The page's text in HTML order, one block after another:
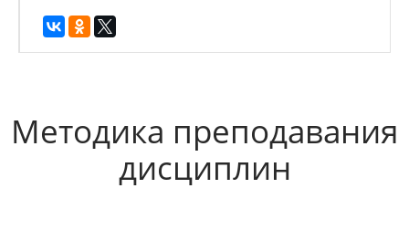
Методика преподавания
дисциплин